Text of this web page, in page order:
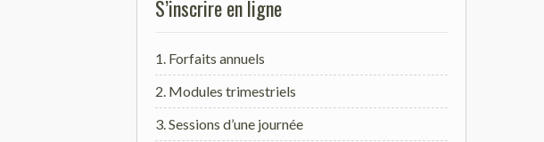
S’inscrire en ligne
1. Forfaits annuels
2. Modules trimestriels
3. Sessions d’une journée